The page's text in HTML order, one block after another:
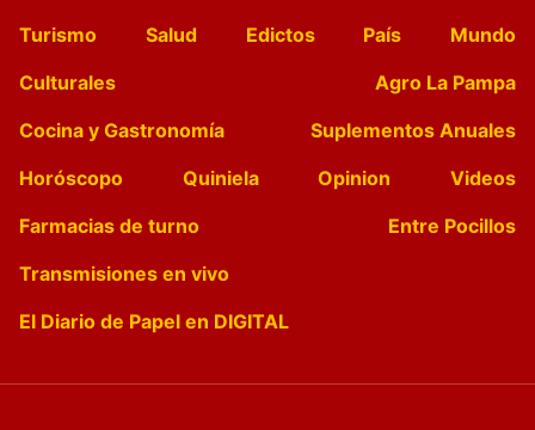
Turismo
Salud Edictos País
Mundo
Culturales
Agro La Pampa
Cocina y Gastronomía
Suplementos Anuales
Horóscopo
Quiniela Opinion
Videos
Farmacias de turno
Entre Pocillos
Transmisiones en vivo
El Diario de Papel en DIGITAL